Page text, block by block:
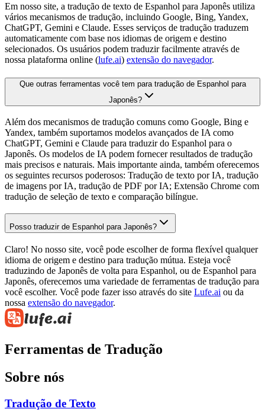
Em nosso site, a tradução de texto de Espanhol para Japonês utiliza
vários mecanismos de tradução, incluindo Google, Bing, Yandex,
ChatGPT, Gemini e Claude. Esses serviços de tradução traduzem
automaticamente com base nos idiomas de origem e destino
selecionados. Os usuários podem traduzir facilmente através de
nossa plataforma online (lufe.ai) extensão do navegador.
Que outras ferramentas você tem para tradução de Espanhol para
Japonês?
Além dos mecanismos de tradução comuns como Google, Bing e
Yandex, também suportamos modelos avançados de IA como
ChatGPT, Gemini e Claude para traduzir do Espanhol para o
Japonês. Os modelos de IA podem fornecer resultados de tradução
mais precisos e naturais. Mais importante ainda, também oferecemos
os seguintes recursos poderosos: Tradução de texto por IA, tradução
de imagens por IA, tradução de PDF por IA; Extensão Chrome com
tradução de seleção de texto e comparação bilíngue.
Posso traduzir de Espanhol para Japonês?
Claro! No nosso site, você pode escolher de forma flexível qualquer
idioma de origem e destino para tradução mútua. Esteja você
traduzindo de Japonês de volta para Espanhol, ou de Espanhol para
Japonês, oferecemos uma variedade de ferramentas de tradução para
você escolher. Você pode fazer isso através do site Lufe.ai ou da
nossa extensão do navegador.
Ferramentas de Tradução
Sobre nós
Tradução de Texto